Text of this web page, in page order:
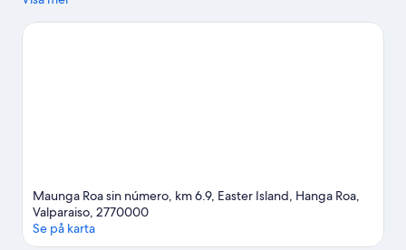
att besöka. Med kajakpaddling, snorkling och
Maunga Roa sin número, km 6.9, Easter Island, Hanga Roa,
Valparaiso, 2770000
Se på karta